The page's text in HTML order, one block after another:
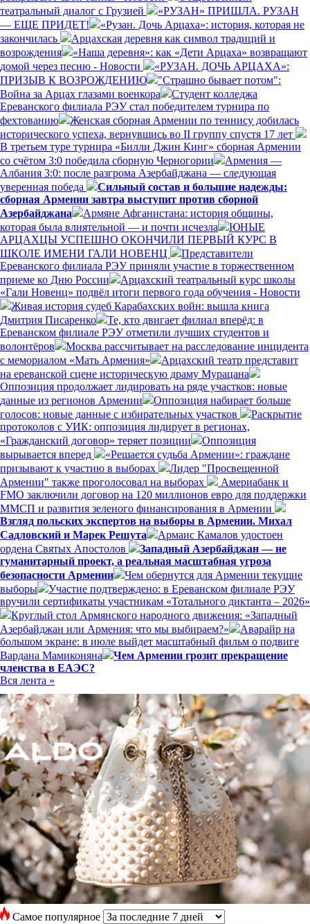
театральный диалог с Грузией
«РУЗАН» ПРИШЛА. РУЗАН
— ЕЩЕ ПРИДЕТ!
«Рузан. Дочь Арцаха»: история, которая не
закончилась
Арцахская деревня как символ традиций и
возрождения
«Наша деревня»: как «Дети Арцаха» возвращают
домой через песню - Новости
«РУЗАН. ДОЧЬ АРЦАХА»:
ПРИЗЫВ К ВОЗРОЖДЕНИЮ
"Страшно бывает потом":
Война за Арцах глазами военкора
Студент колледжа
Ереванского филиала РЭУ стал победителем турнира по
фехтованию
Женская сборная Армении по теннису добилась
исторического успеха, вернувшись во II группу спустя 17 лет
В третьем туре турнира «Билли Джин Кинг» сборная Армении
со счётом 3:0 победила сборную Черногории
Армения —
Албания 3:0: после разгрома Азербайджана — следующая
уверенная победа
Сильный состав и большие надежды:
сборная Армении завтра выступит против сборной
Азербайджана
Армяне Афганистана: история общины,
которая была влиятельной — и почти исчезла
ЮНЫЕ
АРЦАХЦЫ УСПЕШНО ОКОНЧИЛИ ПЕРВЫЙ КУРС В
ШКОЛЕ ИМЕНИ ГАЛИ НОВЕНЦ
Представители
Ереванского филиала РЭУ приняли участие в торжественном
приеме ко Дню России
Арцахский театральный курс школы
«Гали Новенц» подвёл итоги первого года обучения - Новости
Живая история судеб Карабахских войн: вышла книга
Дмитрия Писаренко
Те, кто двигает филиал вперёд: в
Ереванском филиале РЭУ отметили лучших студентов и
волонтёров
Москва рассчитывает на расследование инцидента
с мемориалом «Мать Армения»
Арцахский театр представит
на ереванской сцене историческую драму Мурацана
Оппозиция продолжает лидировать на ряде участков: новые
данные из регионов Армении
Оппозиция набирает больше
голосов: новые данные с избирательных участков
Раскрытие
протоколов с УИК: оппозиция лидирует в регионах,
«Гражданский договор» теряет позиции
Оппозиция
вырывается вперед
«Решается судьба Армении»: граждане
призывают к участию в выборах
Лидер "Просвещенной
Армении" также проголосовал на выборах
Америабанк и
FMO заключили договор на 120 миллионов евро для поддержки
ММСП и развития зеленого финансирования в Армении
Взгляд польских экспертов на выборы в Армении. Михал
Садловский и Марек Решута
Армаис Камалов удостоен
ордена Святых Апостолов
Западный Азербайджан — не
гуманитарный проект, а реальная масштабная угроза
безопасности Армении
Чем обернутся для Армении текущие
выборы
Участие подтверждено: в Ереванском филиале РЭУ
вручили сертификаты участникам «Тотального диктанта – 2026»
Круглый стол Армянского народного движения: «Западный
Азербайджан или Армения: что мы выбираем?»
Аварайр на
большом экране: в июле выйдет масштабный фильм о подвиге
Вардана Мамиконяна
Чем Армении грозит прекращение
членства в ЕАЭС?
Вся лента »
Самое популярное